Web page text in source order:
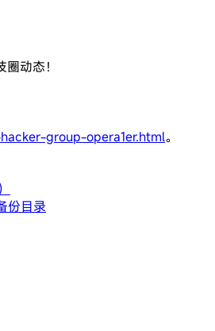
动态！
group-opera1er.html。
份目录